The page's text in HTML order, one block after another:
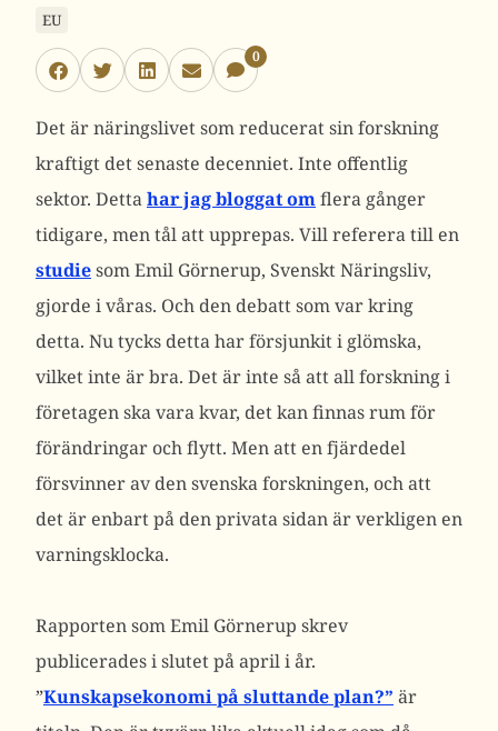
EU
0
Det är näringslivet som reducerat sin forskning
kraftigt det senaste decenniet. Inte offentlig
sektor. Dettahar jag bloggat omflera gånger
tidigare, men tål att upprepas. Vill referera till en
studiesom Emil Görnerup, Svenskt Näringsliv,
gjorde i våras. Och den debatt som var kring
detta. Nu tycks detta har försjunkit i glömska,
vilket inte är bra. Det är inte så att all forskning i
företagen ska vara kvar, det kan finnas rum för
förändringar och flytt. Men att en fjärdedel
försvinner av den svenska forskningen, och att
det är enbart på den privata sidan är verkligen en
varningsklocka.
Rapporten som Emil Görnerup skrev
publicerades i slutet på april i år.
”Kunskapsekonomi på sluttande plan?” är